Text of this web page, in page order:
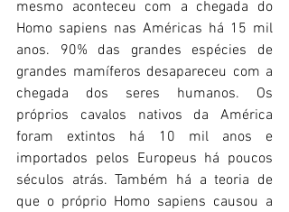
mesmo aconteceu com a chegada do
Homo sapiens nas Américas há 15 mil
anos. 90% das grandes espécies de
grandes mamíferos desapareceu com a
chegada dos seres humanos. Os
próprios cavalos nativos da América
foram extintos há 10 mil anos e
importados pelos Europeus há poucos
séculos atrás. Também há a teoria de
que o próprio Homo sapiens causou a